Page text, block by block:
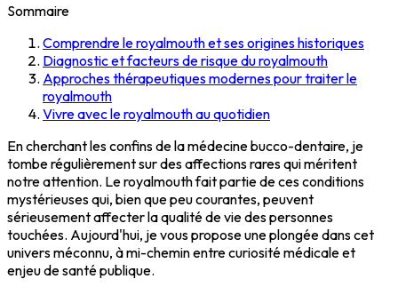
Sommaire
Comprendre le royalmouth et ses origines historiques
Diagnostic et facteurs de risque du royalmouth
Approches thérapeutiques modernes pour traiter le
royalmouth
Vivre avec le royalmouth au quotidien
En cherchant les confins de la médecine bucco-dentaire, je
tombe régulièrement sur des affections rares qui méritent
notre attention. Le royalmouth fait partie de ces conditions
mystérieuses qui, bien que peu courantes, peuvent
sérieusement affecter la qualité de vie des personnes
touchées. Aujourd'hui, je vous propose une plongée dans cet
univers méconnu, à mi-chemin entre curiosité médicale et
enjeu de santé publique.